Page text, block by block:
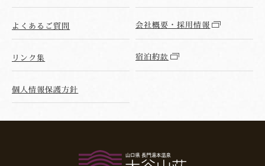
よくあるご質問 会社概要・採用情報
リンク集 宿泊約款
個人情報保護方針